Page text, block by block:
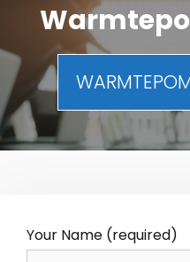
Your Name (required)